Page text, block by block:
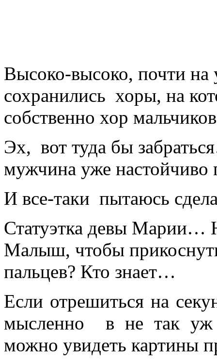
Высоко-высоко, почти на
сохранились хоры, на
собственно хор
Эх, вот туда бы
мужчина уже
И все-таки пытаюсь
Статуэтка девы Марии…
Малыш, чтобы
пальцев? Кто знает…
Если отрешиться на
мысленно в не так уж
можно увидеть картины